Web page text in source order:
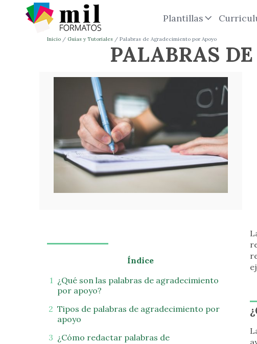
Plantillas
Inicio Guías y Tutoriales Palabras de Agradecimiento por Apoyo
PALABRAS
Índice
¿Qué son las palabras de agradecimiento
por apoyo?
Tipos de palabras de agradecimiento por
apoyo
¿Cómo redactar palabras de